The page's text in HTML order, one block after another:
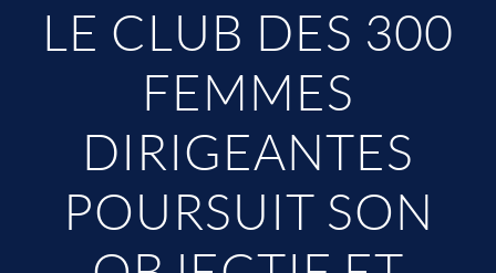
LE CLUB DES 300
FEMMES
DIRIGEANTES
POURSUIT SON